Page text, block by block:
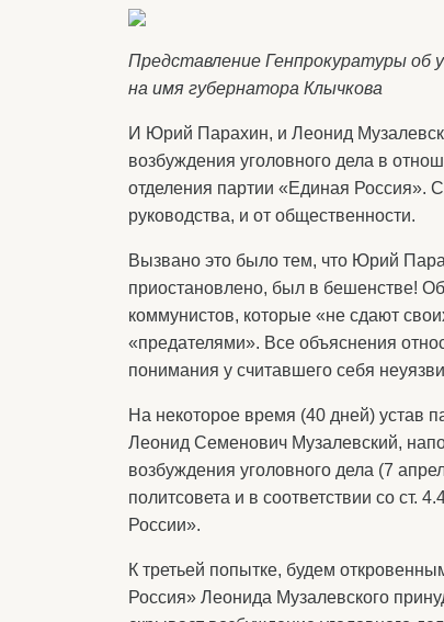
Представление Генпрокуратуры об
на имя губернатора Клычкова
И Юрий Парахин, и Леонид
возбуждения уголовного дела в
отделения партии «Единая Россия».
руководства, и от общественности.
Вызвано это было тем, что Юрий
приостановлено, был в бешенстве!
коммунистов, которые «не сдают
«предателями». Все объяснения
понимания у считавшего себя
На некоторое время (40 дней) устав
Леонид Семенович Музалевский,
возбуждения уголовного дела (7
политсовета и в соответствии со ст.
России».
К третьей попытке, будем
Россия» Леонида Музалевского